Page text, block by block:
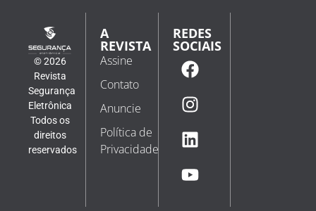
© 2026
Revista
Segurança
Eletrônica
Todos os
direitos
reservados
A
REVISTA
Assine
Contato
Anuncie
Política de
Privacidade
REDES
SOCIAIS